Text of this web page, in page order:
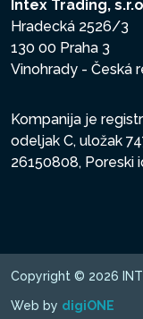
Intex Trading,
Hradecká 2526/3
130 00 Praha 3
Vinohrady - Česká
Kompanija je
odeljak C, uložak
26150808, Poreski
Copyright © 2026
Web by digiONE